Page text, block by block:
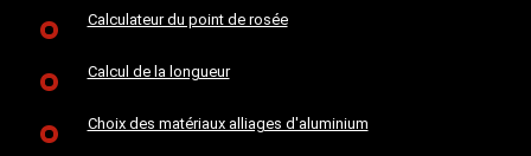
Calculateur du point de rosée
Calcul de la longueur
Choix des matériaux alliages d'aluminium